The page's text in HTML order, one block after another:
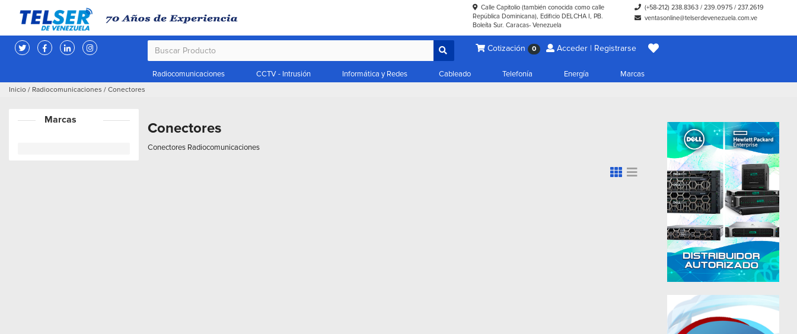
Calle Capitolio (también conocida como calle
República Dominicana), Edificio DELCHA I, PB.
Boleíta Sur. Caracas- Venezuela
(+58-212) 238.8363 /239.0975 /237.2619
ventasonline@telserdevenezuela.com.ve
Cotización 0 Acceder | Registrarse
Radiocomunicaciones CCTV - Intrusión Informática y Redes Cableado Telefonía Energía Marcas
Inicio / Radiocomunicaciones / Conectores
Marcas Conectores
Conectores Radiocomunicaciones